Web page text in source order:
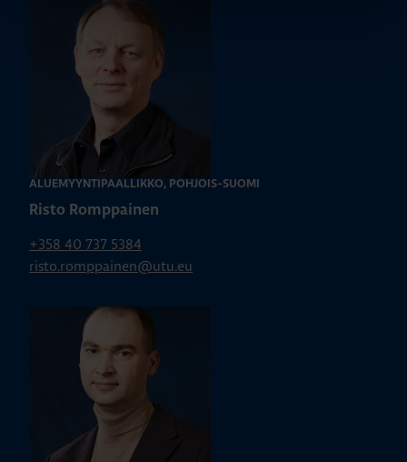
ALUEMYYNTIPÄÄLLIKKÖ, POHJOIS-SUOMI
Risto Romppainen
+358 40 737 5384
risto.romppainen@utu.eu